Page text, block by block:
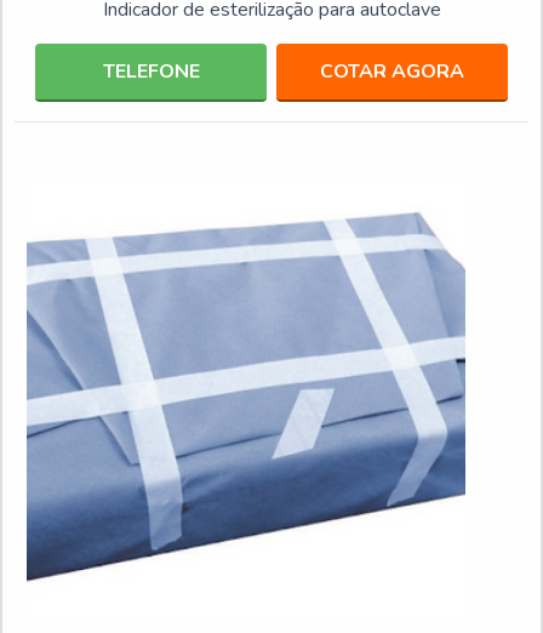
Indicador de esterilização para autoclave
TELEFONE COTAR AGORA